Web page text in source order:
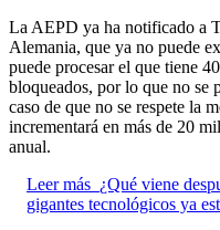
La AEPD ya ha notificado a
Alemania, que ya no puede
puede procesar el que tiene
bloqueados, por lo que no se
caso de que no se respete la
incrementará en más de 20
anual.
Leer más ¿Qué viene
gigantes tecnológicos ya